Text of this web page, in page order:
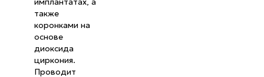
также
коронками на
основе
диоксида
циркония.
Проводит